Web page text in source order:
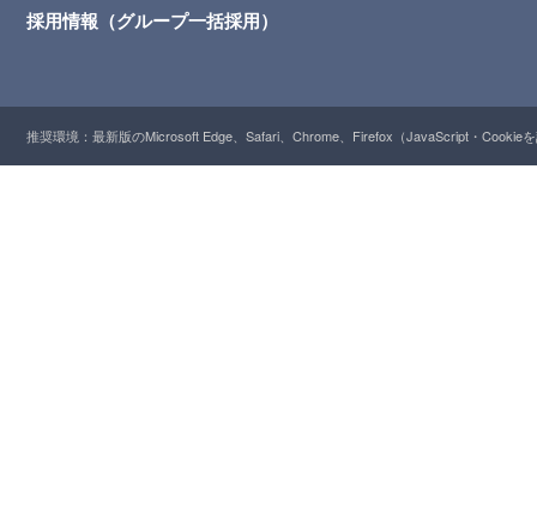
採用情報（グループ一括採用）
推奨環境：最新版のMicrosoft Edge、Safari、Chrome、Firefox（JavaScript・Cookie